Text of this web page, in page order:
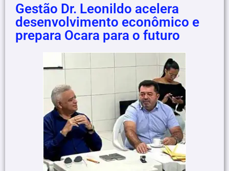
Gestão Dr. Leonildo acelera
desenvolvimento econômico e
prepara Ocara para o futuro